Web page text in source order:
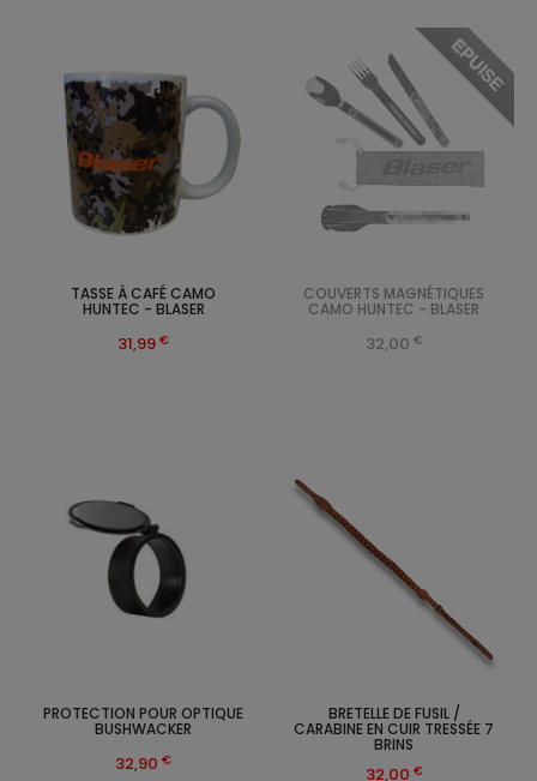
TASSE À CAFÉ CAMO
HUNTEC - BLASER
31,99 €
EPUISE
COUVERTS MAGNÉTIQUES
CAMO HUNTEC - BLASER
32,00 €
PROTECTION POUR OPTIQUE
BUSHWACKER
32,90 €
BRETELLE DE FUSIL /
CARABINE EN CUIR TRESSÉE 7
BRINS
32,00 €